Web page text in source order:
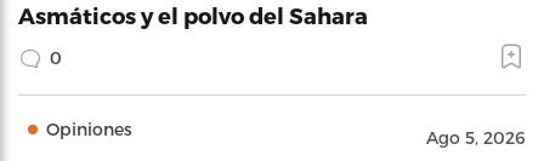
Asmáticos y el polvo del Sahara
0
Opiniones Ago 5, 2026